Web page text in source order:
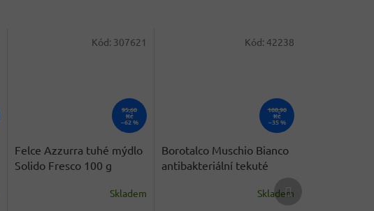
95,60
Kč
–62 %
Felce Azzurra tuhé mýdlo
Solido Fresco 100 g
Skladem
Kód: 307621
108,90
Kč
–35 %
Borotalco Muschio Bianco
antibakteriální tekuté
Skladem
Kód: 42238
produkt